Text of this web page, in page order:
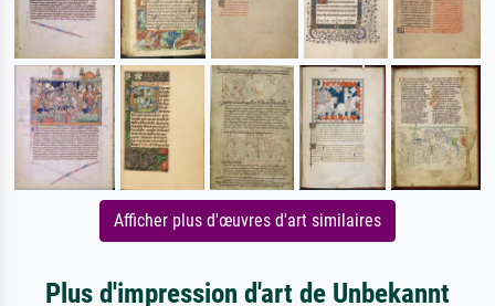
Afficher plus d'œuvres d'art similaires
Plus d'impression d'art de Unbekannt